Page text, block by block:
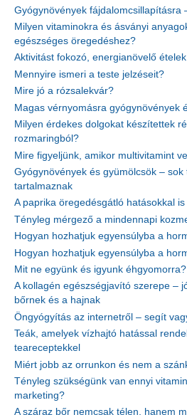
Gyógynövények fájdalomcsillapításra
Milyen vitaminokra és ásványi
egészséges öregedéshez?
Aktivitást fokozó, energianövelő
Mennyire ismeri a teste jelzéseit?
Mire jó a rózsalekvár?
Magas vérnyomásra gyógynövények
Milyen érdekes dolgokat készítettek
rozmaringból?
Mire figyeljünk, amikor multivitamint
Gyógynövények és gyümölcsök –
tartalmaznak
A paprika öregedésgátló hatásokkal
Tényleg mérgező a mindennapi
Hogyan hozhatjuk egyensúlyba a
Hogyan hozhatjuk egyensúlyba a
Mit ne együnk és igyunk éhgyomorra?
A kollagén egészségjavító szerepe –
bőrnek és a hajnak
Öngyógyítás az internetről – segít
Teák, amelyek vízhajtó hatással
teareceptekkel
Miért jobb az orrunkon és nem a
Tényleg szükségünk van ennyi
marketing?
A száraz bőr nemcsak télen, hanem